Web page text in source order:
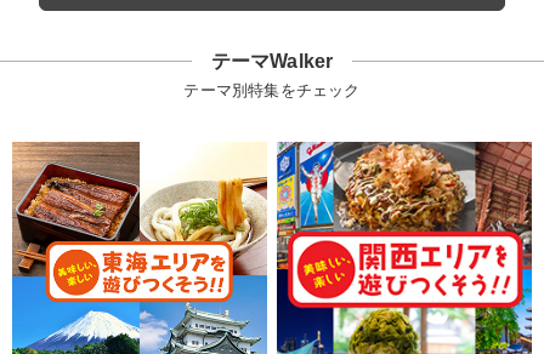
テーマWalker
テーマ別特集をチェック